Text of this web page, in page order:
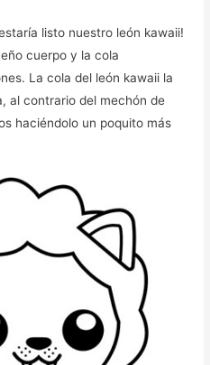
listo nuestro león kawaii!
cuerpo y la cola
La cola del león kawaii la
al contrario del mechón de
haciéndolo un poquito más